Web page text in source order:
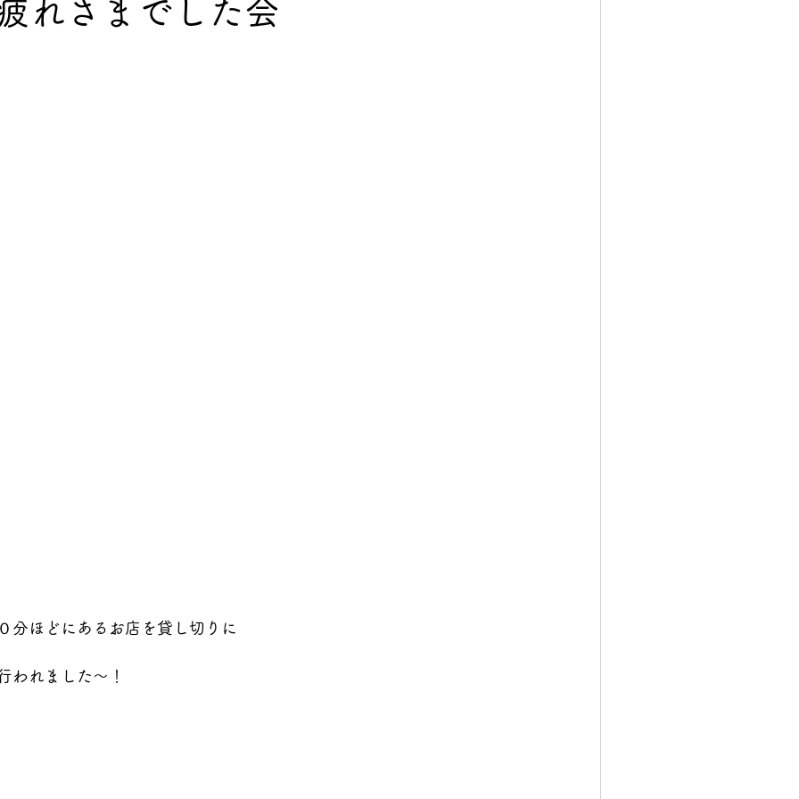
れさまでした会
分ほどにあるお店を貸し切りに
われました～！